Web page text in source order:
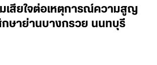
เสียใจต่อเหตุการณ์ความสูญ
กษาย่านบางกรวย นนทบุรี